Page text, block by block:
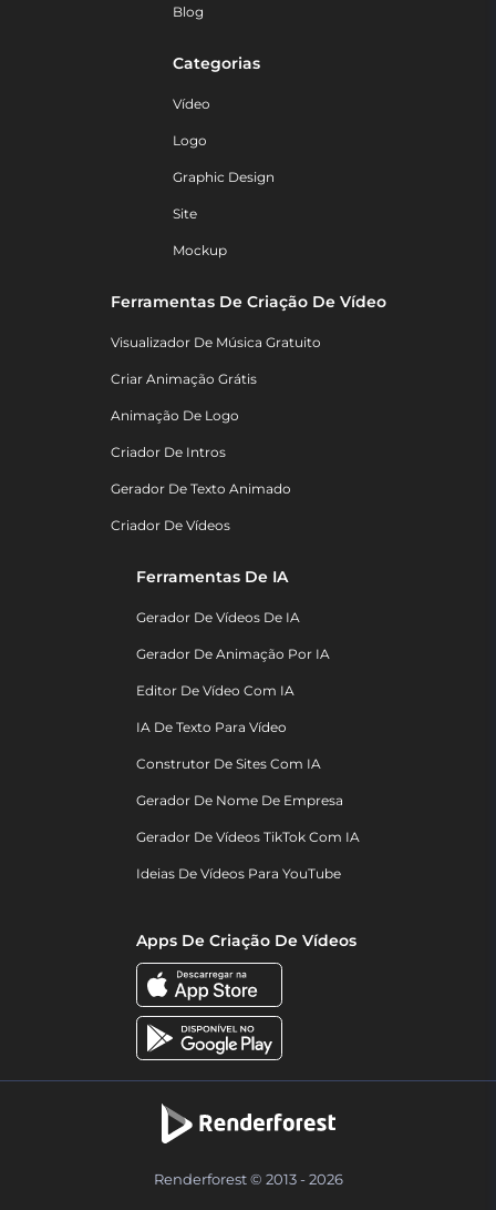
Blog
Categorias
Vídeo
Logo
Graphic Design
Site
Mockup
Ferramentas De Criação De Vídeo
Visualizador De Música Gratuito
Criar Animação Grátis
Animação De Logo
Criador De Intros
Gerador De Texto Animado
Criador De Vídeos
Ferramentas De IA
Gerador De Vídeos De IA
Gerador De Animação Por IA
Editor De Vídeo Com IA
IA De Texto Para Vídeo
Construtor De Sites Com IA
Gerador De Nome De Empresa
Gerador De Vídeos TikTok Com IA
Ideias De Vídeos Para YouTube
Apps De Criação De Vídeos
Renderforest © 2013 - 2026